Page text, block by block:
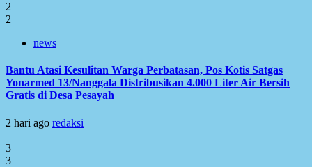
2
2
news
Bantu Atasi Kesulitan Warga Perbatasan, Pos Kotis Satgas
Yonarmed 13/Nanggala Distribusikan 4.000 Liter Air Bersih
Gratis di Desa Pesayah
2 hari ago redaksi
3
3